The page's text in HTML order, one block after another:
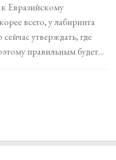
Евразийскому
всего, у лабиринта
сейчас утверждать, где
правильным будет...